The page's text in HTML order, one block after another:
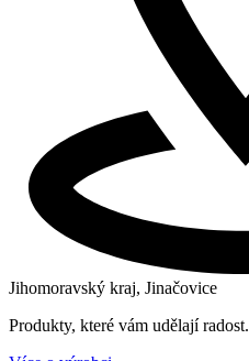
Jihomoravský kraj, Jinačovice
Produkty, které vám udělají radost.